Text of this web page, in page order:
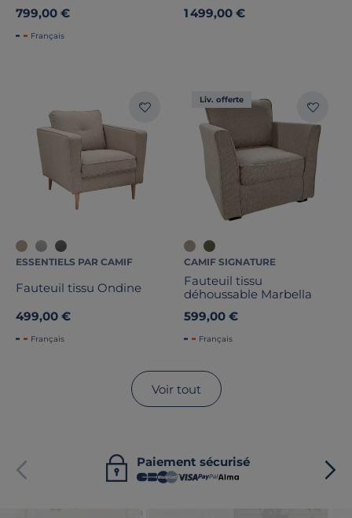
799,00 €
Français
1 499,00 €
ESSENTIELS PAR CAMIF
Fauteuil tissu Ondine
499,00 €
Français
Liv. offerte
CAMIF SIGNATURE
Fauteuil tissu
déhoussable Marbella
599,00 €
Français
Voir tout
Paiement sécurisé